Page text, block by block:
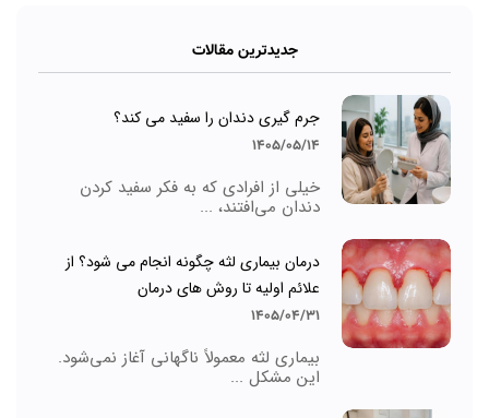
جدیدترین مقالات
جرم گیری دندان را سفید می کند؟
1405/05/14
خیلی از افرادی که به فکر سفید کردن
دندان می‌افتند، ...
درمان بیماری لثه چگونه انجام می شود؟ از
علائم اولیه تا روش های درمان
1405/04/31
بیماری لثه معمولاً ناگهانی آغاز نمی‌شود.
این مشکل ...